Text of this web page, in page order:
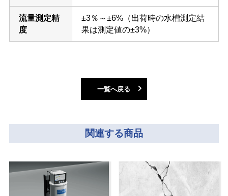
流量測定精
度
±3％～±6%（出荷時の水槽測定結
果は測定値の±3%）
一覧へ戻る
関連する商品